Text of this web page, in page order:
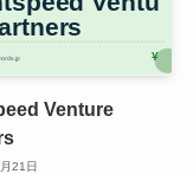
Venture
21日